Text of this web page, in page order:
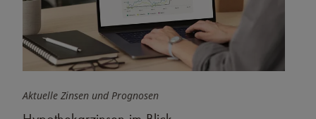
Aktuelle Zinsen und Prognosen